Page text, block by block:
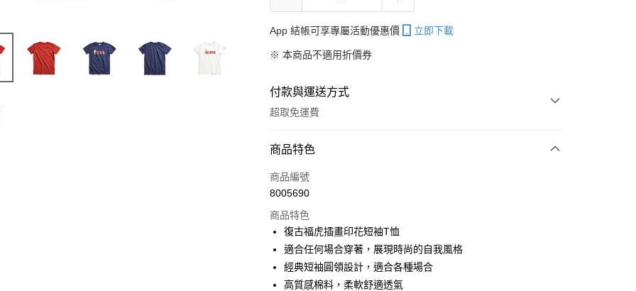
App 結帳可享專屬活動優惠價 立即下載
※ 本商品不適用折價券
付款與運送方式
超取免運費
付款方式
信用卡一次付款
LINE Pay
AFTEE先享後付
相關說明
【關於「AFTEE先享後付」】
商品特色
商品編號
8005690
商品特色
復古福虎插畫印花短袖T恤
適合任何場合穿著，展現時尚的自我風格
經典短袖圓領設計，適合各種場合
高質感棉料，柔軟舒適透氣